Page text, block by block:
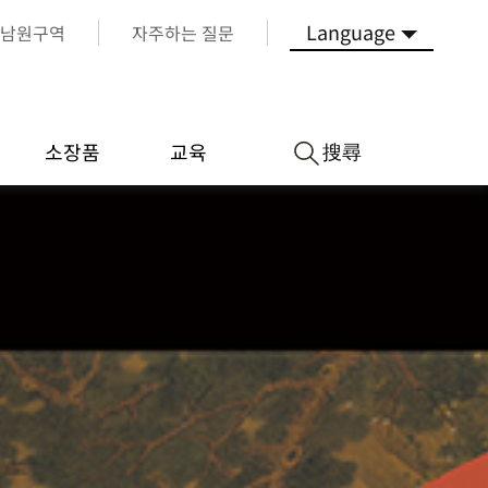
남원구역 자주하는 질문 Language
소장품 교육 搜尋